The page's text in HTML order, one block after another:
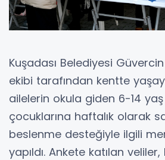
Kuşadası Belediyesi
ekibi tarafından kentte
ailelerin okula giden 6-14 yaş
çocuklarına haftalık olarak
beslenme desteğiyle ilgili
yapıldı. Ankete katılan